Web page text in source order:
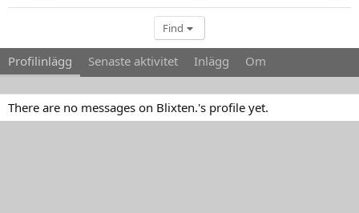
Find
Profilinlägg Senaste aktivitet Inlägg Om
There are no messages on Blixten.'s profile yet.